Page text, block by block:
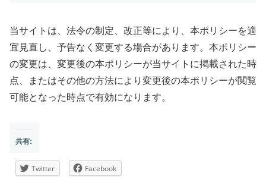
当サイトは、法令の制定、改正等により、本ポリシーを適
宜見直し、予告なく変更する場合があります。本ポリシー
の変更は、変更後の本ポリシーが当サイトに掲載された時
点、またはその他の方法により変更後の本ポリシーが閲覧
可能となった時点で有効になります。
共有:
Twitter Facebook